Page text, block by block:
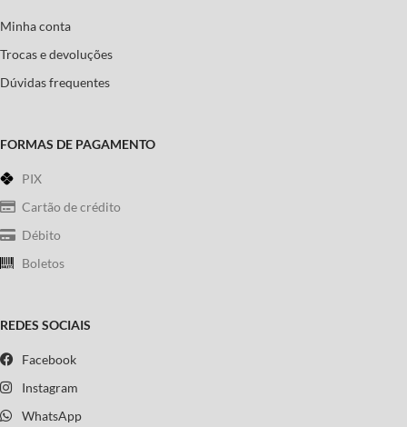
Minha conta
Trocas e devoluções
Dúvidas frequentes
FORMAS DE PAGAMENTO
PIX
Cartão de crédito
Débito
Boletos
REDES SOCIAIS
Facebook
Instagram
WhatsApp